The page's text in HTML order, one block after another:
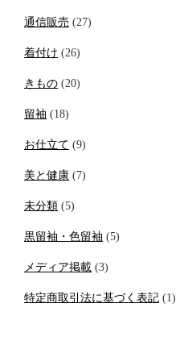
通信販売 (27)
着付け (26)
きもの (20)
留袖 (18)
お仕立て (9)
美と健康 (7)
未分類 (5)
黒留袖・色留袖 (5)
メディア掲載 (3)
特定商取引法に基づく表記 (1)